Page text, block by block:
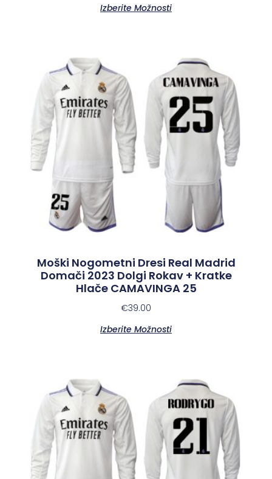
Izberite Možnosti
Moški Nogometni Dresi Real Madrid
Domači 2023 Dolgi Rokav + Kratke
Hlače CAMAVINGA 25
€39.00
Izberite Možnosti